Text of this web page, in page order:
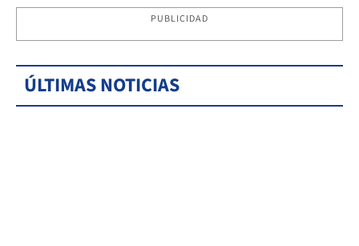
PUBLICIDAD
ÚLTIMAS NOTICIAS